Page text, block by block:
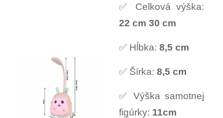
✅ Celková výška:
22 cm 30 cm
✅ Hĺbka: 8,5 cm
✅ Šírka: 8,5 cm
✅ Výška samotnej
figúrky: 11cm